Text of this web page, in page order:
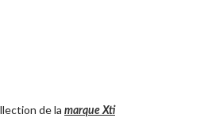
de la marque Xti